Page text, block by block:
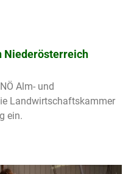
Niederösterreich
Alm- und
Landwirtschaftskammer
ein.